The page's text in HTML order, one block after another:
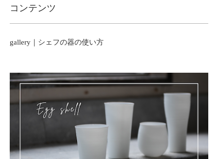
コンテンツ
gallery｜シェフの器の使い方